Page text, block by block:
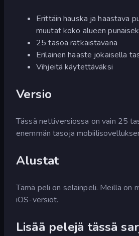
Erittäin hauska ja haastava
muutat koko alueen
25 tasoa ratkaistavana
Erilainen haaste jokaisella
Vihjeitä käytettäväksi
Versio
Tässä nettiversiossa on vain 25
enemmän tasoja
Alustat
Tämä peli on selainpeli. Meillä on
iOS-versiot.
Lisää pelejä tässä